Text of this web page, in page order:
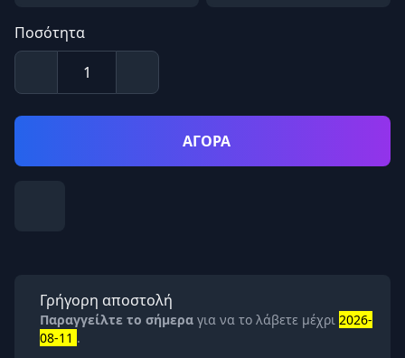
Ποσότητα
ΑΓΟΡΑ
Γρήγορη αποστολή
Παραγγείλτε το σήμερα για να το λάβετε μέχρι 2026-
08-11 .